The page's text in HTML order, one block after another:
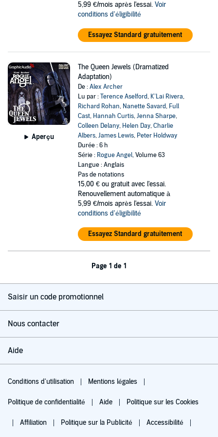
5,99 €/mois après l'essai. Voir
conditions d'éligibilité
Essayez Standard gratuitement
Aperçu
The Queen Jewels (Dramatized
Adaptation)
De :Alex Archer
Lu par :Terence Aselford, K’Lai Rivera,
Richard Rohan, Nanette Savard, Full
Cast, Hannah Curtis,Jenna Sharpe,
Colleen Delany, Helen Day,Charlie
Albers,James Lewis, Peter Holdway
Durée : 6 h
Série : Rogue Angel, Volume 63
Langue : Anglais
Pas de notations
15,00 € ou gratuit avec l'essai.
Renouvellement automatique à
5,99 €/mois après l'essai. Voir
conditions d'éligibilité
Essayez Standard gratuitement
Page 1 de 1
Saisir un code promotionnel
Nous contacter
Aide
Conditions d'utilisation Mentions légales
Politique de confidentialité Aide Politique sur les Cookies
Affiliation Politique sur la Publicité Accessibilité